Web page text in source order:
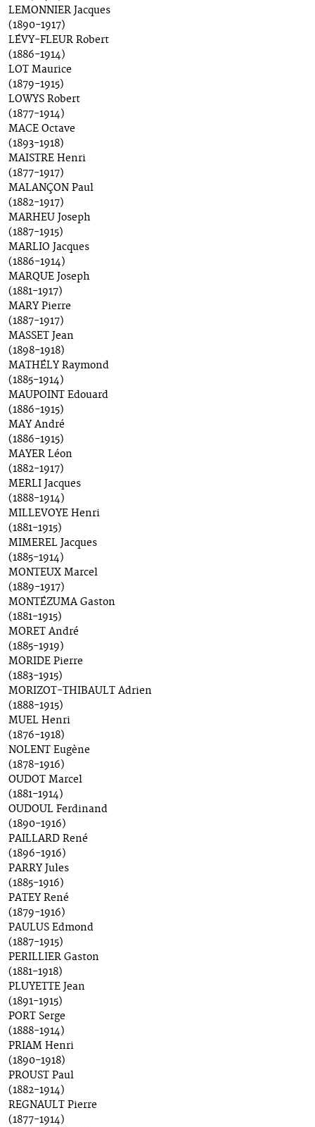
LEMONNIER Jacques
(1890-1917)
LÉVY-FLEUR Robert
(1886-1914)
LOT Maurice
(1879-1915)
LOWYS Robert
(1877-1914)
MACE Octave
(1893-1918)
MAISTRE Henri
(1877-1917)
MALANÇON Paul
(1882-1917)
MARHEU Joseph
(1887-1915)
MARLIO Jacques
(1886-1914)
MARQUE Joseph
(1881-1917)
MARY Pierre
(1887-1917)
MASSET Jean
(1898-1918)
MATHÉLY Raymond
(1885-1914)
MAUPOINT Edouard
(1886-1915)
MAY André
(1886-1915)
MAYER Léon
(1882-1917)
MERLI Jacques
(1888-1914)
MILLEVOYE Henri
(1881-1915)
MIMEREL Jacques
(1885-1914)
MONTEUX Marcel
(1889-1917)
MONTÉZUMA Gaston
(1881-1915)
MORET André
(1885-1919)
MORIDE Pierre
(1883-1915)
MORIZOT-THIBAULT Adrien
(1888-1915)
MUEL Henri
(1876-1918)
NOLENT Eugène
(1878-1916)
OUDOT Marcel
(1881-1914)
OUDOUL Ferdinand
(1890-1916)
PAILLARD René
(1896-1916)
PARRY Jules
(1885-1916)
PATEY René
(1879-1916)
PAULUS Edmond
(1887-1915)
PERILLIER Gaston
(1881-1918)
PLUYETTE Jean
(1891-1915)
PORT Serge
(1888-1914)
PRIAM Henri
(1890-1918)
PROUST Paul
(1882-1914)
REGNAULT Pierre
(1877-1914)